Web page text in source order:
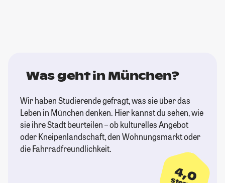
Was geht in München?
Wir haben Studierende gefragt, was sie über das
Leben in München denken. Hier kannst du sehen, wie
sie ihre Stadt beurteilen – ob kulturelles Angebot
oder Kneipenlandschaft, den Wohnungsmarkt oder
die Fahrradfreundlichkeit.
4,0